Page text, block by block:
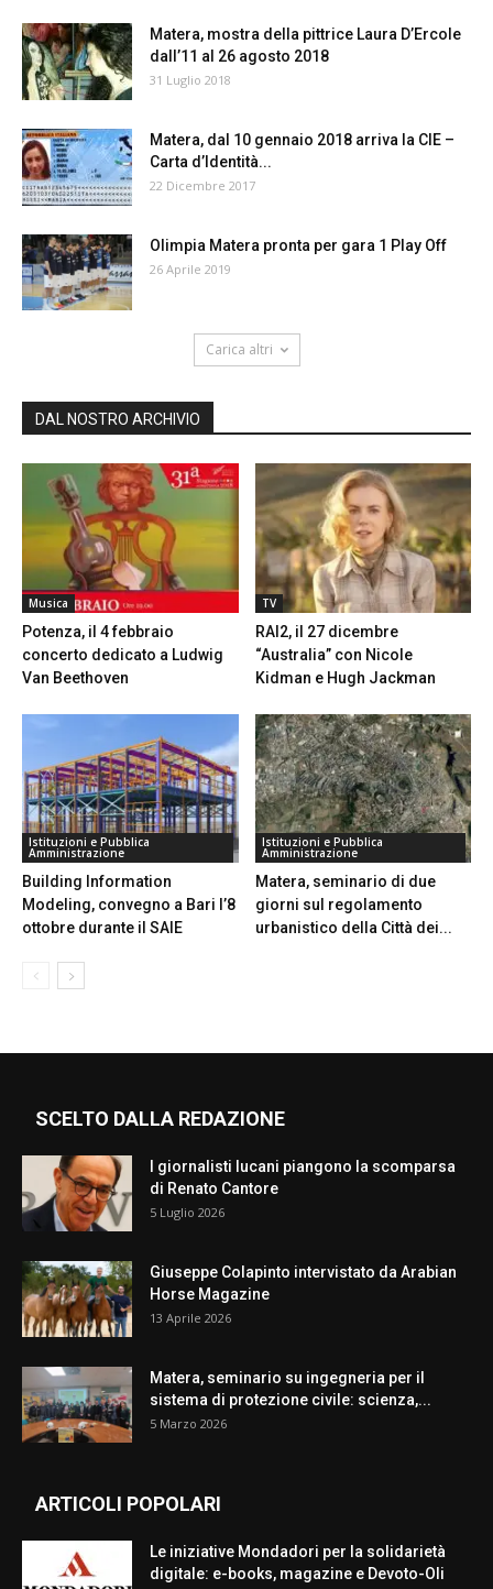
Matera, mostra della pittrice Laura D’Ercole
dall’11 al 26 agosto 2018
31 Luglio 2018
Matera, dal 10 gennaio 2018 arriva la CIE –
Carta d’Identità...
22 Dicembre 2017
Olimpia Matera pronta per gara 1 Play Off
26 Aprile 2019
Carica altri
DAL NOSTRO ARCHIVIO
Musica
Potenza, il 4 febbraio
concerto dedicato a Ludwig
Van Beethoven
TV
RAI2, il 27 dicembre
“Australia” con Nicole
Kidman e Hugh Jackman
Istituzioni e Pubblica
Amministrazione
Building Information
Modeling, convegno a Bari l’8
ottobre durante il SAIE
Istituzioni e Pubblica
Amministrazione
Matera, seminario di due
giorni sul regolamento
urbanistico della Città dei...
SCELTO DALLA REDAZIONE
I giornalisti lucani piangono la scomparsa
di Renato Cantore
5 Luglio 2026
Giuseppe Colapinto intervistato da Arabian
Horse Magazine
13 Aprile 2026
Matera, seminario su ingegneria per il
sistema di protezione civile: scienza,...
5 Marzo 2026
ARTICOLI POPOLARI
Le iniziative Mondadori per la solidarietà
digitale: e-books, magazine e Devoto-Oli